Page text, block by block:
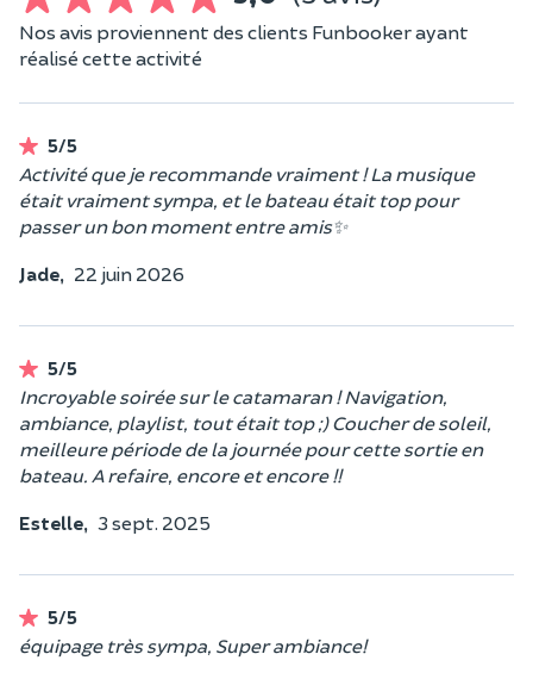
Nos avis proviennent des clients Funbooker ayant
réalisé cette activité
5/5
Activité que je recommande vraiment ! La musique
était vraiment sympa, et le bateau était top pour
passer un bon moment entre amis✨
Jade, 22 juin 2026
5/5
Incroyable soirée sur le catamaran ! Navigation,
ambiance, playlist, tout était top ;) Coucher de soleil,
meilleure période de la journée pour cette sortie en
bateau. A refaire, encore et encore !!
Estelle, 3 sept. 2025
5/5
équipage très sympa, Super ambiance!